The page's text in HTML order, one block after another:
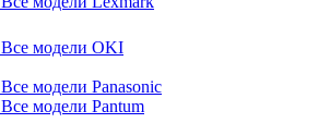
Все модели OKI
Все модели Panasonic
Все модели Pantum